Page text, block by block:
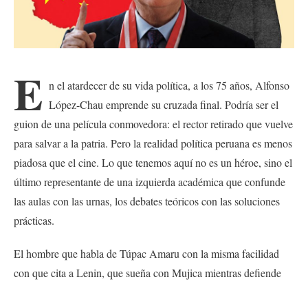
E n el atardecer de su vida política, a los 75 años, Alfonso
López-Chau emprende su cruzada final. Podría ser el
guion de una película conmovedora: el rector retirado que vuelve
para salvar a la patria. Pero la realidad política peruana es menos
piadosa que el cine. Lo que tenemos aquí no es un héroe, sino el
último representante de una izquierda académica que confunde
las aulas con las urnas, los debates teóricos con las soluciones
prácticas.
El hombre que habla de Túpac Amaru con la misma facilidad
con que cita a Lenin, que sueña con Mujica mientras defiende